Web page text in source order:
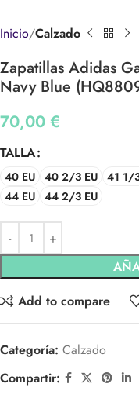
Inicio Calzado
Zapatillas Adidas
Navy Blue
70,00 €
TALLA
40 EU 40 2/3 EU 41 1/
44 EU 44 2/3 EU
Add to compare
Categoría: Calzado
Compartir: